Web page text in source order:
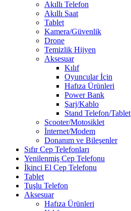
Akıllı Telefon
Akıllı Saat
Tablet
Kamera/Güvenlik
Drone
Temizlik Hijyen
Aksesuar
Kılıf
Oyuncular İçin
Hafıza Ürünleri
Power Bank
Şarj/Kablo
Stand Telefon/Tablet
Scooter/Motosiklet
İnternet/Modem
Donanım ve Bileşenler
Sıfır Cep Telefonları
Yenilenmiş Cep Telefonu
İkinci El Cep Telefonu
Tablet
Tuşlu Telefon
Aksesuar
Hafıza Ürünleri